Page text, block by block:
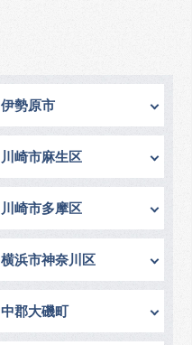
伊勢原市
川崎市麻生区
川崎市多摩区
横浜市神奈川区
中郡大磯町